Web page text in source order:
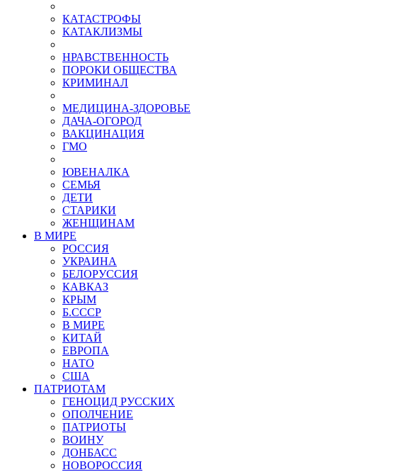
КАТАСТРОФЫ
КАТАКЛИЗМЫ
НРАВСТВЕННОСТЬ
ПОРОКИ ОБЩЕСТВА
КРИМИНАЛ
МЕДИЦИНА-ЗДОРОВЬЕ
ДАЧА-ОГОРОД
ВАКЦИНАЦИЯ
ГМО
ЮВЕНАЛКА
СЕМЬЯ
ДЕТИ
СТАРИКИ
ЖЕНЩИНАМ
В МИРЕ
РОСCИЯ
УКРАИНА
БЕЛОРУССИЯ
КАВКАЗ
КРЫМ
Б.СССР
В МИРЕ
КИТАЙ
ЕВРОПА
НАТО
США
ПАТРИОТАМ
ГЕНОЦИД РУССКИХ
ОПОЛЧЕНИЕ
ПАТРИОТЫ
ВОИНУ
ДОНБАСС
НОВОРОССИЯ